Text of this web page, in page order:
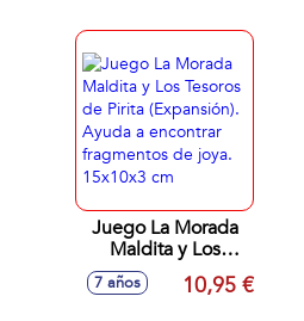
Juego La Morada
Maldita y Los
Tesoros de Pirita
(Expansión). Ayuda
7 años 10,95 €